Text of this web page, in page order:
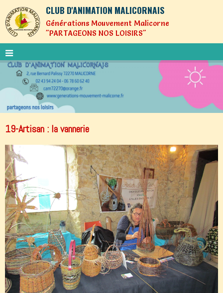
CLUB D'ANIMATION MALICORNAIS
Générations Mouvement Malicorne
"PARTAGEONS NOS LOISIRS"
19-Artisan : la vannerie